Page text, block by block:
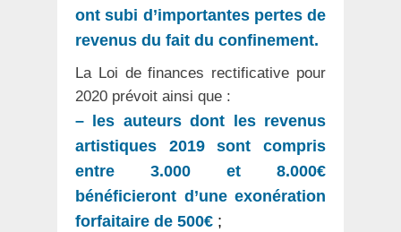
ont subi d’importantes pertes de
revenus du fait du confinement.
La Loi de finances rectificative pour
2020 prévoit ainsi que :
– les auteurs dont les revenus
artistiques 2019 sont compris
entre 3.000 et 8.000€
bénéficieront d’une exonération
forfaitaire de 500€ ;